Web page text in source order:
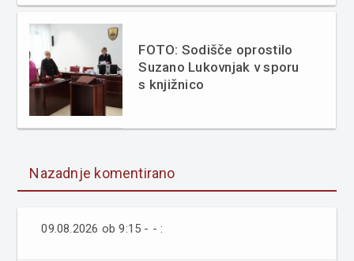
FOTO: Sodišče oprostilo
Suzano Lukovnjak v sporu
s knjižnico
Nazadnje komentirano
09.08.2026 ob 9:15 - - :